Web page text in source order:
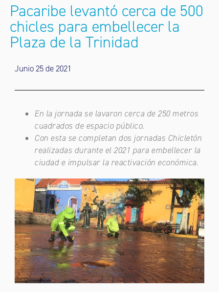
Pacaribe levantó cerca de 500
chicles para embellecer la
Plaza de la Trinidad
Junio 25 de 2021
En la jornada se lavaron cerca de 250 metros
cuadrados de espacio público.
Con esta se completan dos jornadas Chicletón
realizadas durante el 2021 para embellecer la
ciudad e impulsar la reactivación económica.